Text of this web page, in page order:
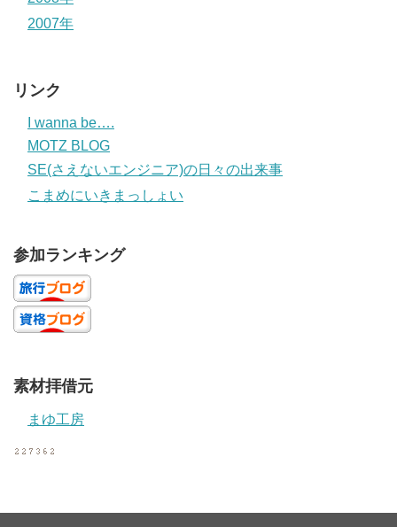
2007年
リンク
I wanna be….
MOTZ BLOG
SE(さえないエンジニア)の日々の出来事
こまめにいきまっしょい
参加ランキング
素材拝借元
まゆ工房